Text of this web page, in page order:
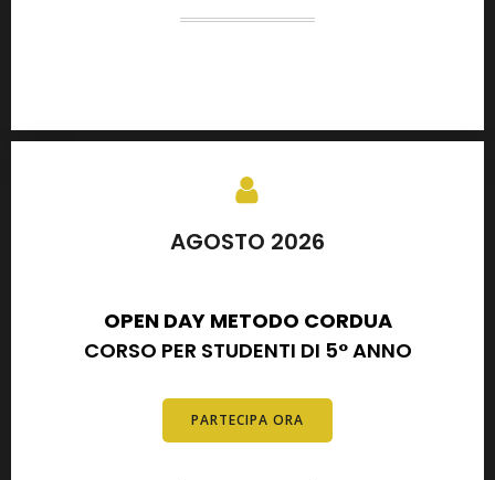
AGOSTO 2026
OPEN DAY METODO CORDUA
CORSO PER STUDENTI DI 5° ANNO
PARTECIPA ORA